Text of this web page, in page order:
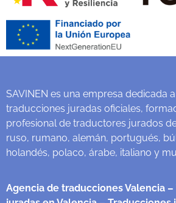
SAVINEN es una empresa dedicada
traducciones juradas oficiales,
profesional de traductores jurados
ruso, rumano, alemán, portugués,
holandés, polaco, árabe, italiano y
Agencia de traducciones Valencia –